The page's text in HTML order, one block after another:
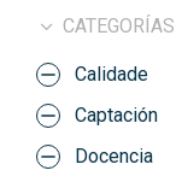
CATEGORÍAS
Calidade
Captación
Docencia